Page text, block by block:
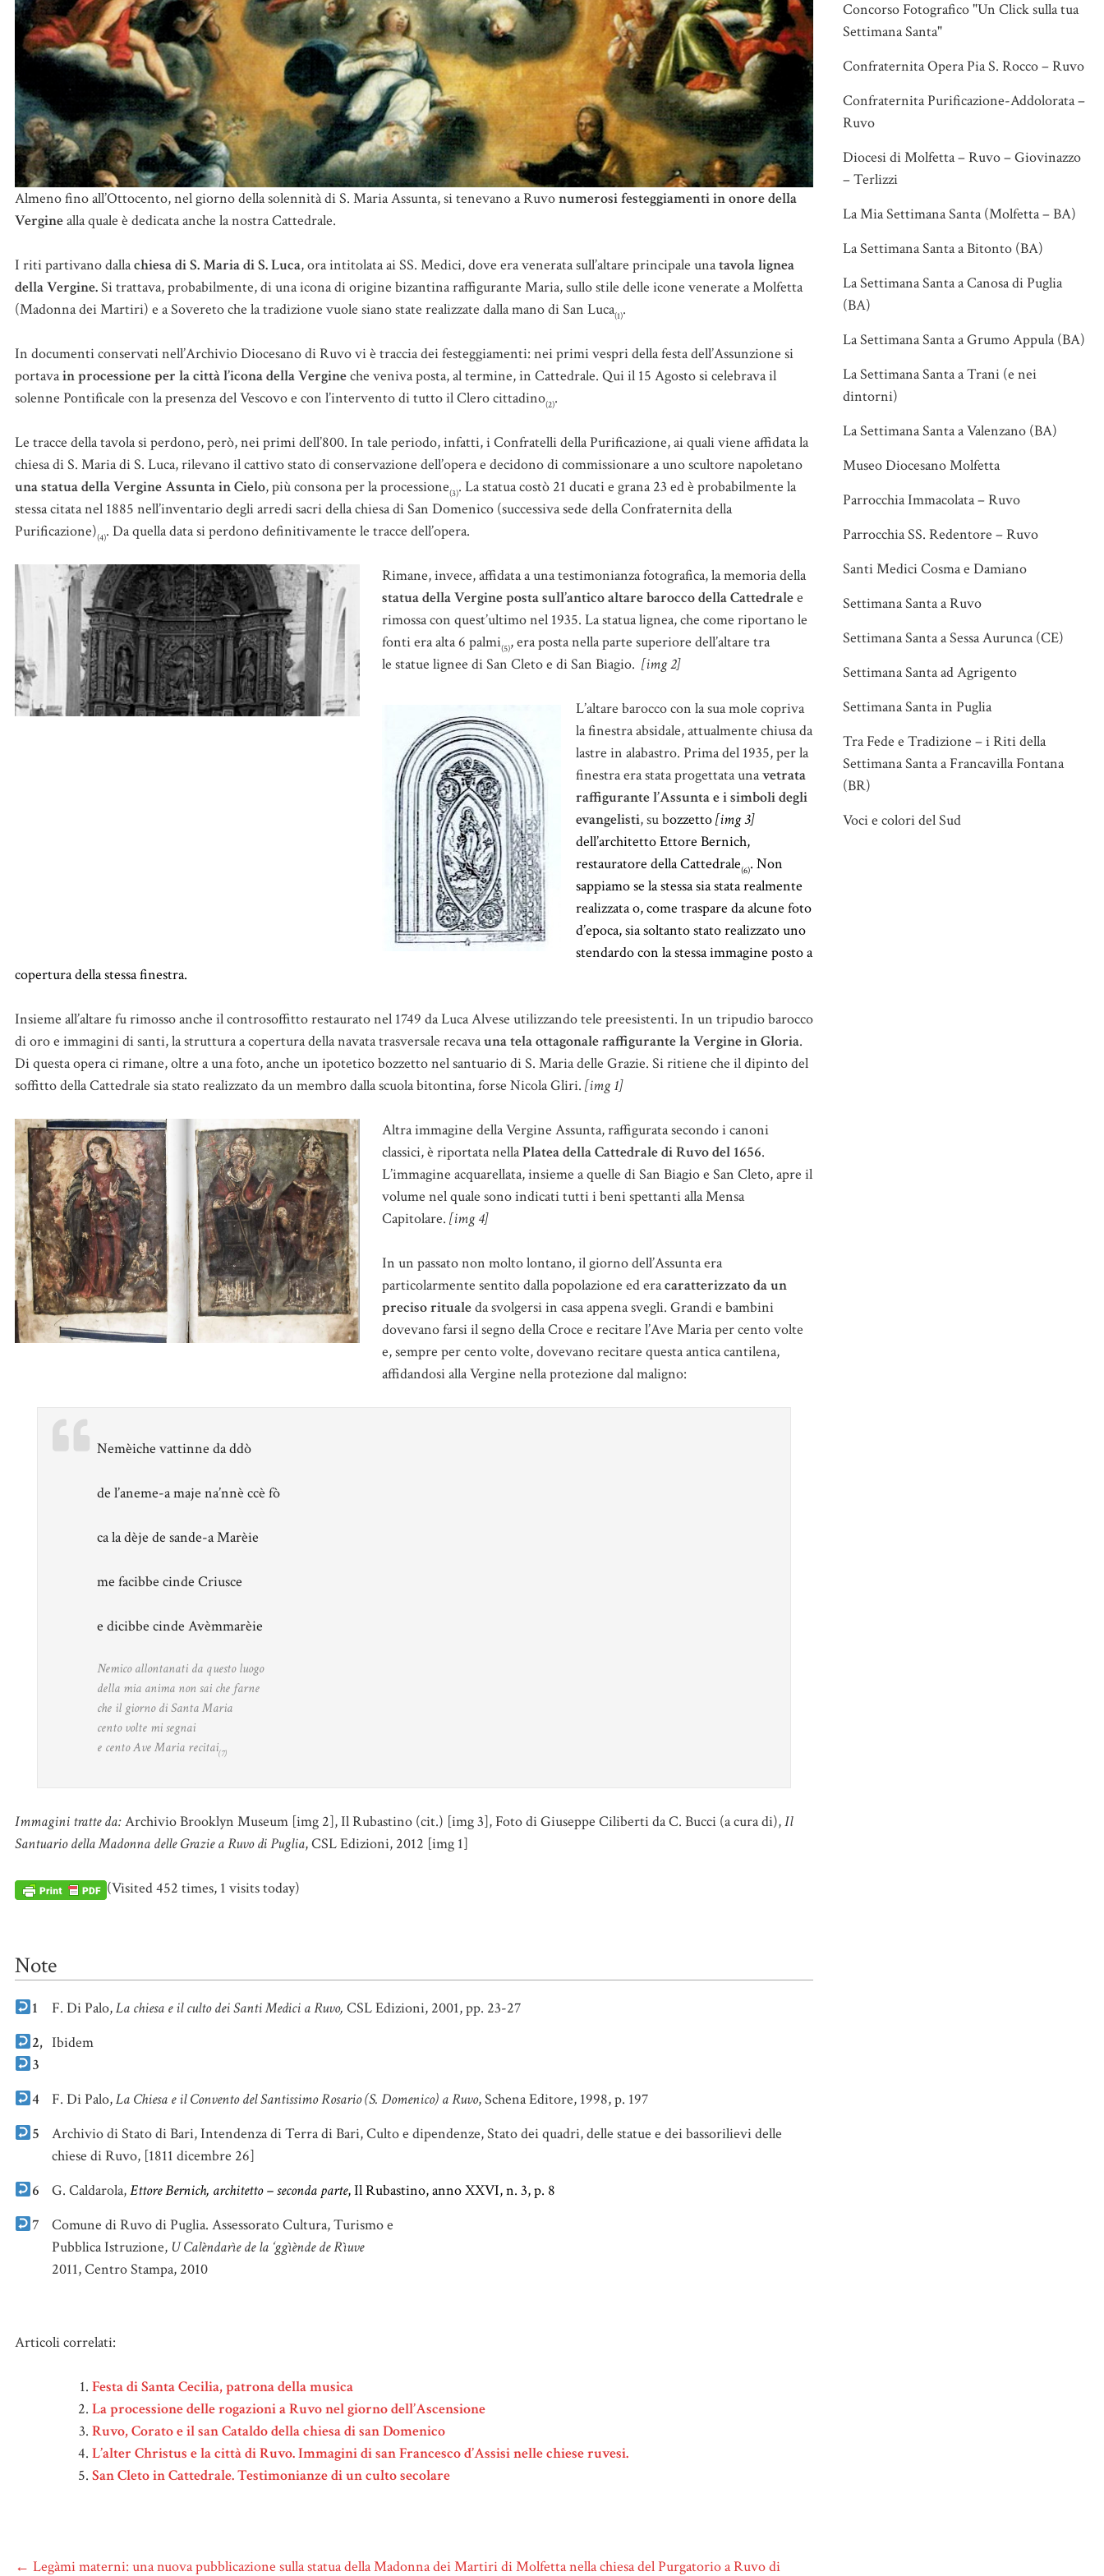
Almeno fino all’Ottocento, nel giorno della solennità di S. Maria Assunta, si tenevano a Ruvonumerosi festeggiamenti in onore della
Verginealla quale è dedicata anche la nostra Cattedrale.
I riti partivano dallachiesa di S. Maria di S. Luca, ora intitolata ai SS. Medici, dove era venerata sull’altare principale unatavola lignea
della Vergine.Si trattava, probabilmente, di una icona di origine bizantina raffigurante Maria, sullo stile delle icone venerate a Molfetta
(Madonna dei Martiri) e a Sovereto che la tradizione vuole siano state realizzate dalla mano di San Luca(1).
In documenti conservati nell’Archivio Diocesano di Ruvo vi è traccia dei festeggiamenti: nei primi vespri della festa dell’Assunzione si
portavain processione per la città l’icona della Vergineche veniva posta, al termine, in Cattedrale. Qui il 15 Agosto si celebrava il
solenne Pontificale con la presenza del Vescovo e con l’intervento di tutto il Clero cittadino(2).
Le tracce della tavola si perdono, però, nei primi dell’800. In tale periodo, infatti, i Confratelli della Purificazione, ai quali viene affidata la
chiesa di S. Maria di S. Luca, rilevano il cattivo stato di conservazione dell’opera e decidono di commissionare a uno scultore napoletano
una statua della Vergine Assunta in Cielo, più consona per la processione(3). La statua costò 21 ducati e grana 23 ed è probabilmente la
stessa citata nel 1885 nell’inventario degli arredi sacri della chiesa di San Domenico (successiva sede della Confraternita della
Purificazione)(4). Da quella data si perdono definitivamente le tracce dell’opera.
Rimane, invece, affidata a una testimonianza fotografica, la memoria della
statua della Vergine posta sull’antico altare barocco della Cattedralee
rimossa con quest’ultimo nel 1935. La statua lignea, che come riportano le
fonti era alta 6 palmi(5), era posta nella parte superiore dell’altare tra
le statue lignee di San Cleto e di San Biagio. [img 2]
L’altare barocco con la sua mole copriva
la finestra absidale, attualmente chiusa da
lastre in alabastro. Prima del 1935, per la
finestra era stata progettata unavetrata
raffigurante l’Assunta e i simboli degli
evangelisti, su bozzetto[img 3]
dell’architetto Ettore Bernich,
restauratore della Cattedrale(6). Non
sappiamo se la stessa sia stata realmente
realizzata o, come traspare da alcune foto
d’epoca, sia soltanto stato realizzato uno
stendardo con la stessa immagine posto a
copertura della stessa finestra.
Insieme all’altare fu rimosso anche il controsoffitto restaurato nel 1749 da Luca Alvese utilizzando tele preesistenti. In un tripudio barocco
di oro e immagini di santi, la struttura a copertura della navata trasversale recavauna tela ottagonale raffigurante la Vergine in Gloria.
Di questa opera ci rimane, oltre a una foto, anche un ipotetico bozzetto nel santuario di S. Maria delle Grazie. Si ritiene che il dipinto del
soffitto della Cattedrale sia stato realizzato da un membro dalla scuola bitontina, forse Nicola Gliri. [img 1]
Altra immagine della Vergine Assunta, raffigurata secondo i canoni
classici, è riportata nellaPlatea della Cattedrale di Ruvo del 1656.
L’immagine acquarellata, insieme a quelle di San Biagio e San Cleto, apre il
volume nel quale sono indicati tutti i beni spettanti alla Mensa
Capitolare. [img 4]
In un passato non molto lontano, il giorno dell’Assunta era
particolarmente sentito dalla popolazione ed eracaratterizzato da un
preciso ritualeda svolgersi in casa appena svegli. Grandi e bambini
dovevano farsi il segno della Croce e recitare l’Ave Maria per cento volte
e, sempre per cento volte, dovevano recitare questa antica cantilena,
affidandosi alla Vergine nella protezione dal maligno:
Nemèiche vattinne da ddò
de l’aneme-a maje na’nnè ccè fò
ca la dèje de sande-a Marèie
me facibbe cinde Criusce
e dicibbe cinde Avèmmarèie
Nemico allontanati da questo luogo
della mia anima non sai che farne
che il giorno di Santa Maria
cento volte mi segnai
e cento Ave Maria recitai(7)
Immagini tratte da:Archivio Brooklyn Museum [img 2], Il Rubastino (cit.) [img 3], Foto di Giuseppe Ciliberti da C. Bucci (a cura di),Il
Santuario della Madonna delle Grazie a Ruvo di Puglia, CSL Edizioni, 2012 [img 1]
(Visited 452 times, 1 visits today)
Note
1 F. Di Palo,La chiesa e il culto dei Santi Medici a Ruvo, CSL Edizioni, 2001, pp. 23-27
2,
3
Ibidem
4 F. Di Palo,La Chiesa e il Convento del Santissimo Rosario (S. Domenico) a Ruvo, Schena Editore, 1998, p. 197
5
Archivio di Stato di Bari, Intendenza di Terra di Bari, Culto e dipendenze, Stato dei quadri, delle statue e dei bassorilievi delle
chiese di Ruvo, [1811 dicembre 26]
6
G. Caldarola,Ettore Bernich, architetto – seconda parte, Il Rubastino, anno XXVI, n. 3, p. 8
7
Comune di Ruvo di Puglia. Assessorato Cultura, Turismo e
Pubblica Istruzione, U Calèndarìe de la ‘ggìènde de Rìuve
2011, Centro Stampa, 2010
Articoli correlati:
Festa di Santa Cecilia, patrona della musica
La processione delle rogazioni a Ruvo nel giorno dell’Ascensione
Ruvo, Corato e il san Cataldo della chiesa di san Domenico
L’alter Christus e la città di Ruvo. Immagini di san Francesco d’Assisi nelle chiese ruvesi.
San Cleto in Cattedrale. Testimonianze di un culto secolare
← Legàmi materni: una nuova pubblicazione sulla statua della Madonna dei Martiri di Molfetta nella chiesa del Purgatorio a Ruvo di
Concorso Fotografico "Un Click sulla tua
Settimana Santa"
Confraternita Opera Pia S. Rocco – Ruvo
Confraternita Purificazione-Addolorata –
Ruvo
Diocesi di Molfetta – Ruvo – Giovinazzo
– Terlizzi
La Mia Settimana Santa (Molfetta – BA)
La Settimana Santa a Bitonto (BA)
La Settimana Santa a Canosa di Puglia
(BA)
La Settimana Santa a Grumo Appula (BA)
La Settimana Santa a Trani (e nei
dintorni)
La Settimana Santa a Valenzano (BA)
Museo Diocesano Molfetta
Parrocchia Immacolata – Ruvo
Parrocchia SS. Redentore – Ruvo
Santi Medici Cosma e Damiano
Settimana Santa a Ruvo
Settimana Santa a Sessa Aurunca (CE)
Settimana Santa ad Agrigento
Settimana Santa in Puglia
Tra Fede e Tradizione – i Riti della
Settimana Santa a Francavilla Fontana
(BR)
Voci e colori del Sud